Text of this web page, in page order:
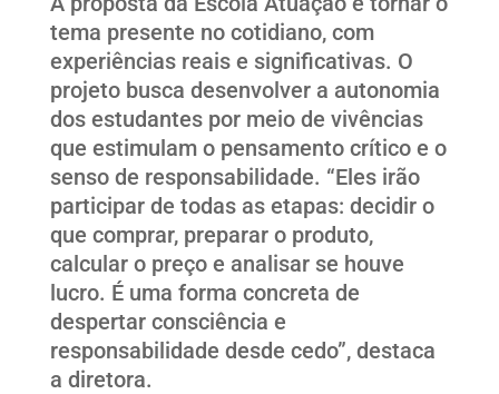
tema presente no cotidiano, com
experiências reais e significativas. O
projeto busca desenvolver a autonomia
dos estudantes por meio de vivências
que estimulam o pensamento crítico e o
senso de responsabilidade. “Eles irão
participar de todas as etapas: decidir o
que comprar, preparar o produto,
calcular o preço e analisar se houve
lucro. É uma forma concreta de
despertar consciência e
responsabilidade desde cedo”, destaca
a diretora.